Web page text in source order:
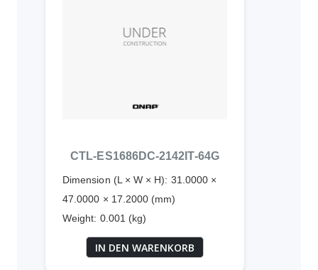
CTL-ES1686DC-2142IT-64G
Dimension (L × W × H): 31.0000 ×
47.0000 × 17.2000 (mm)
Weight: 0.001 (kg)
IN DEN WARENKORB